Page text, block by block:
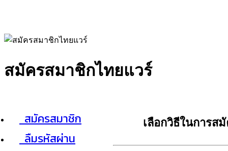
สมัครสมาชิกไทยแวร์
สมัครสมาชิก
ลืมรหัสผ่าน
เลือกวิธีในการส